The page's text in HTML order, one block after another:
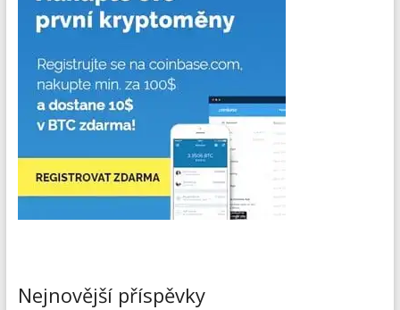
Nejnovější příspěvky